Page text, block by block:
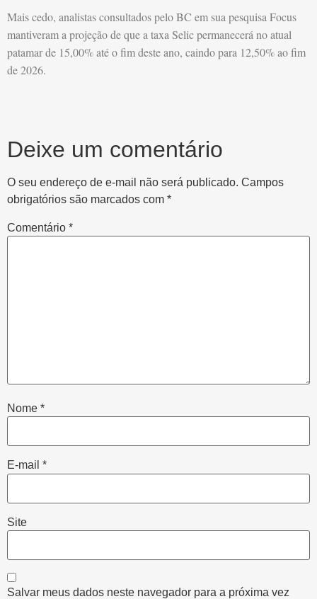
Mais cedo, analistas consultados pelo BC em sua pesquisa Focus
mantiveram a projeção de que a taxa Selic permanecerá no atual
patamar de 15,00% até o fim deste ano, caindo para 12,50% ao fim
de 2026.
Deixe um comentário
O seu endereço de e-mail não será publicado. Campos
obrigatórios são marcados com *
Comentário *
Nome *
E-mail *
Site
Salvar meus dados neste navegador para a próxima vez